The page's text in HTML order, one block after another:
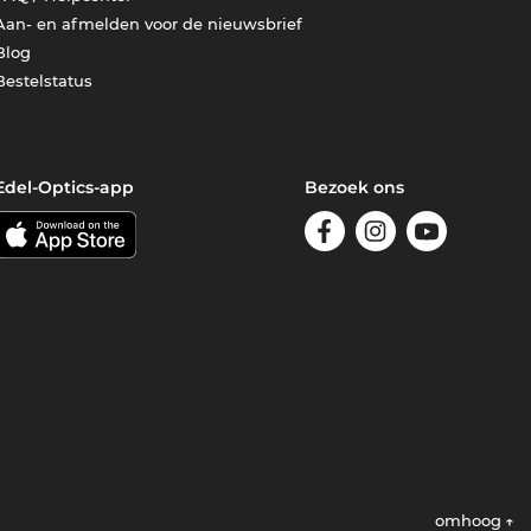
en afmelden voor de nieuwsbrief
Optics-app Bezoek ons
omhoog